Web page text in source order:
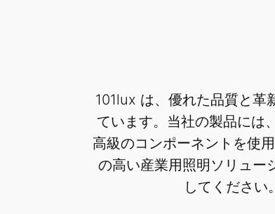
101lux は、優れた品質と革
ています。当社の製品には
高級のコンポーネントを使
の高い産業用照明ソリュー
してください